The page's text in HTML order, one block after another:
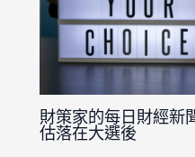
財策家的每日財經新
估落在大選後